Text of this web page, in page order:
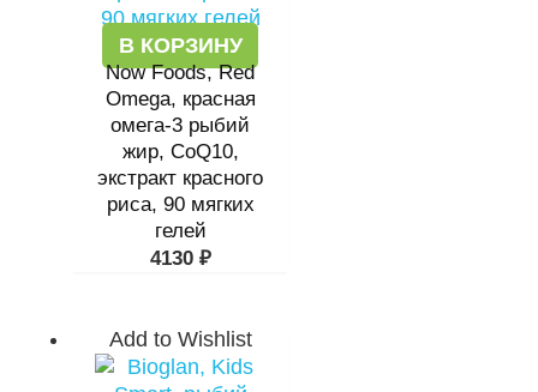
В КОРЗИНУ
Now Foods, Red
Omega, красная
омега-3 рыбий
жир, CoQ10,
экстракт красного
риса, 90 мягких
гелей
4130 ₽
Add to Wishlist